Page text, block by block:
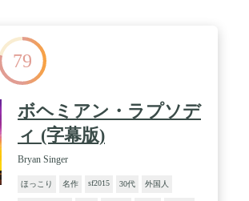
79
ボヘミアン・ラプソデ
ィ (字幕版)
Bryan Singer
ほっこり 名作 sf2015 30代 外国人